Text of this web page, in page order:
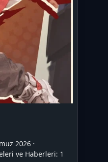
2026
ve Haberleri: 1